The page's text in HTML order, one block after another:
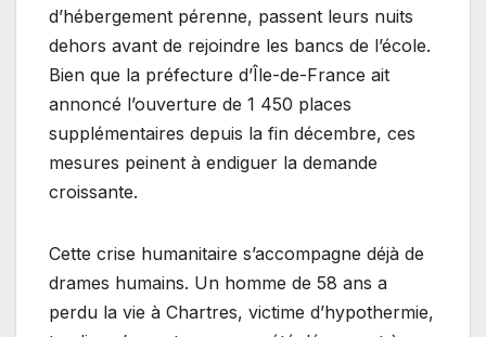
d’hébergement pérenne, passent leurs nuits
dehors avant de rejoindre les bancs de l’école.
Bien que la préfecture d’Île-de-France ait
annoncé l’ouverture de 1 450 places
supplémentaires depuis la fin décembre, ces
mesures peinent à endiguer la demande
croissante.
Cette crise humanitaire s’accompagne déjà de
drames humains. Un homme de 58 ans a
perdu la vie à Chartres, victime d’hypothermie,